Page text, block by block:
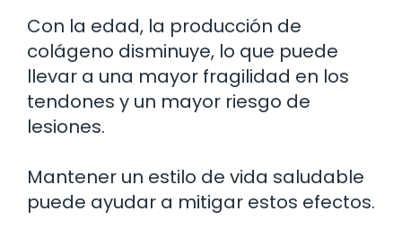
Con la edad, la producción de
colágeno disminuye, lo que puede
llevar a una mayor fragilidad en los
tendones y un mayor riesgo de
lesiones.
Mantener un estilo de vida saludable
puede ayudar a mitigar estos efectos.